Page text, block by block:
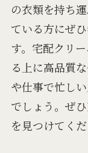
の衣類を持ち
ている方にぜ
す。宅配クリ
る上に高品質
や仕事で忙し
でしょう。ぜ
を見つけてくだ